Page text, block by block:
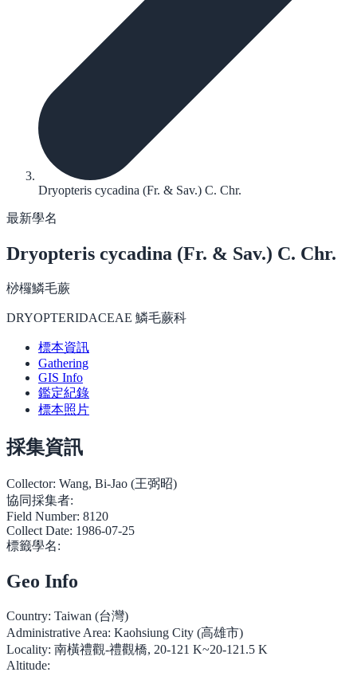
Dryopteris cycadina (Fr. & Sav.) C. Chr.
最新學名
Dryopteris cycadina (Fr. & Sav.) C. Chr.
桫欏鱗毛蕨
DRYOPTERIDACEAE 鱗毛蕨科
標本資訊
Gathering
GIS Info
鑑定紀錄
標本照片
採集資訊
Collector: Wang, Bi-Jao (王弼昭)
協同採集者:
Field Number: 8120
Collect Date: 1986-07-25
標籤學名:
Geo Info
Country: Taiwan (台灣)
Administrative Area: Kaohsiung City (高雄市)
Locality: 南橫禮觀-禮觀橋, 20-121 K~20-121.5 K
Altitude: